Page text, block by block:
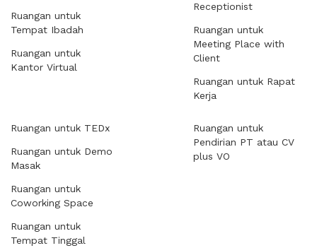
Ruangan untuk
Tempat Ibadah
Ruangan untuk
Kantor Virtual
Receptionist
Ruangan untuk
Meeting Place with
Client
Ruangan untuk Rapat
Kerja
Ruangan untuk TEDx
Ruangan untuk Demo
Masak
Ruangan untuk
Coworking Space
Ruangan untuk
Tempat Tinggal
Ruangan untuk
Pendirian PT atau CV
plus VO